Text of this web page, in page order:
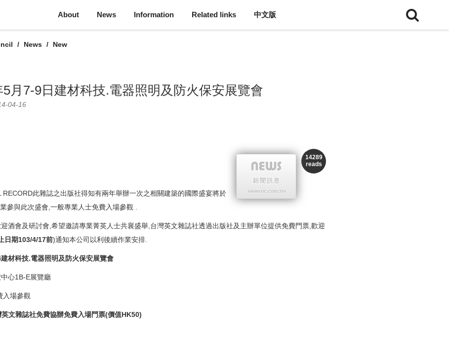
About News Information Related links 中文版
News New
月7-9日建材科技.電器照明及防火保安展覽會
04-16
14289
reads
此雜誌之出版社得知有兩年舉辦一次之相關建築的國際盛宴將於
參與此次盛會,一般專業人士免費入場參觀
酒會及研討會,希望邀請專業菁英人士共襄盛舉,台灣英文雜誌社透過出版社及主辦單位提供免費門票,歡迎
日期103/4/17前)通知本公司 以利後續作業安排.
建材科技.電器照明及防火保安展覽會
心1B-E展覽廳
場參觀
文雜誌社免費協辦免費入場門票(價值HK50)